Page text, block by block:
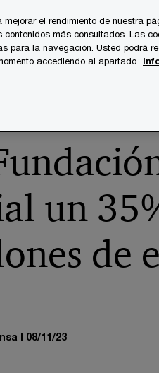
Servicios Sectores
un
de
08/11/23
el rendimiento de nuestra
contenidos más consultados. Las
para la navegación. Usted podrá
accediendo al apartado